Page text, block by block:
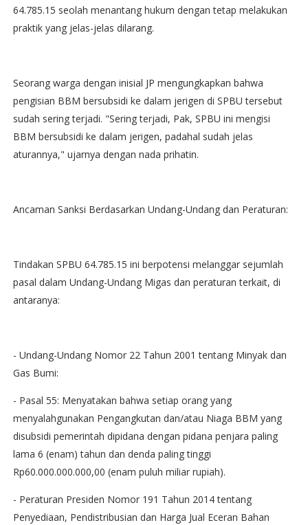
64.785.15 seolah menantang hukum dengan tetap melakukan
praktik yang jelas-jelas dilarang.
Seorang warga dengan inisial JP mengungkapkan bahwa
pengisian BBM bersubsidi ke dalam jerigen di SPBU tersebut
sudah sering terjadi. "Sering terjadi, Pak, SPBU ini mengisi
BBM bersubsidi ke dalam jerigen, padahal sudah jelas
aturannya," ujarnya dengan nada prihatin.
Ancaman Sanksi Berdasarkan Undang-Undang dan Peraturan:
Tindakan SPBU 64.785.15 ini berpotensi melanggar sejumlah
pasal dalam Undang-Undang Migas dan peraturan terkait, di
antaranya:
- Undang-Undang Nomor 22 Tahun 2001 tentang Minyak dan
Gas Bumi:
- Pasal 55: Menyatakan bahwa setiap orang yang
menyalahgunakan Pengangkutan dan/atau Niaga BBM yang
disubsidi pemerintah dipidana dengan pidana penjara paling
lama 6 (enam) tahun dan denda paling tinggi
Rp60.000.000.000,00 (enam puluh miliar rupiah).
- Peraturan Presiden Nomor 191 Tahun 2014 tentang
Penyediaan, Pendistribusian dan Harga Jual Eceran Bahan